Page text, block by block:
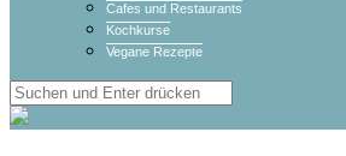
Cafes und Restaurants
Kochkurse
Vegane Rezepte